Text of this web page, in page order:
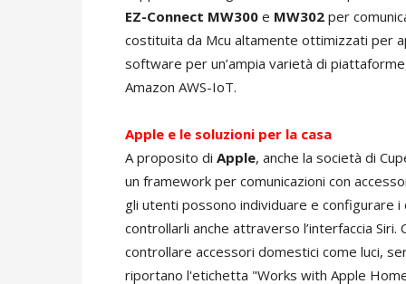
EZ-Connect MW300 e MW302 per
costituita da Mcu altamente ottimizzati per
software per un’ampia varietà di
Amazon AWS-IoT.
Apple e le soluzioni per la casa
A proposito di Apple, anche la società di
un framework per comunicazioni con
gli utenti possono individuare e configurare
controllarli anche attraverso l’interfaccia
controllare accessori domestici come luci,
riportano l'etichetta "Works with Apple